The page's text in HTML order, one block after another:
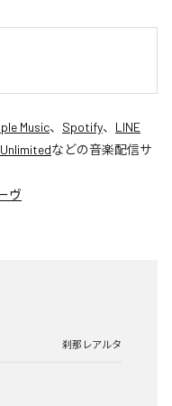
Music、 Spotify、 LINE
などの音楽配信サ
ヴ
刹那レアルタ